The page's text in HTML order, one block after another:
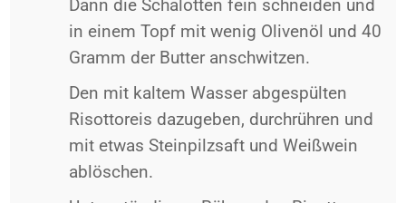
Dann die Schalotten fein schneiden und
in einem Topf mit wenig Olivenöl und 40
Gramm der Butter anschwitzen.
Den mit kaltem Wasser abgespülten
Risottoreis dazugeben, durchrühren und
mit etwas Steinpilzsaft und Weißwein
ablöschen.